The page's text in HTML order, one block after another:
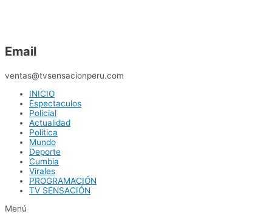
Email
ventas@tvsensacionperu.com
INICIO
Espectaculos
Policial
Actualidad
Politica
Mundo
Deporte
Cumbia
Virales
PROGRAMACIÓN
TV SENSACIÓN
Menú